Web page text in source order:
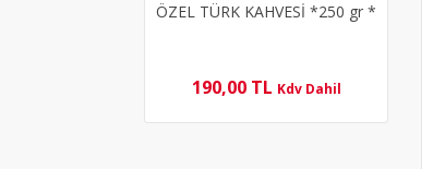
ÖZEL TÜRK KAHVESİ *250 gr *
190,00 TL Kdv Dahil